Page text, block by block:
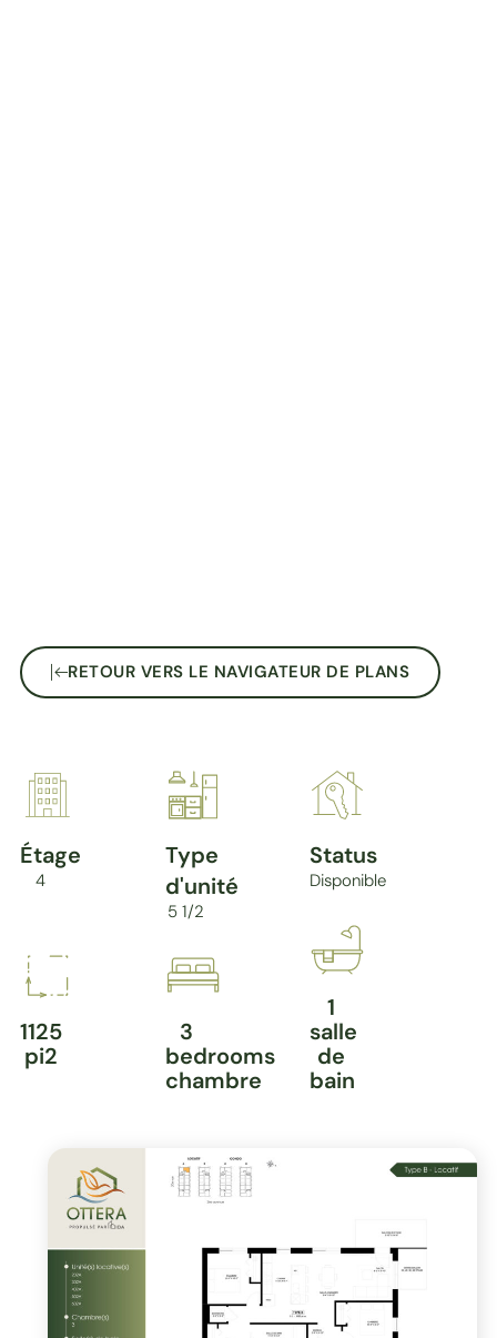
RETOUR VERS LE NAVIGATEUR DE PLANS
Étage
4
Type
d'unité
5 1/2
Status
Disponible
1125
pi2
3
bedrooms
chambre
1
salle
de
bain